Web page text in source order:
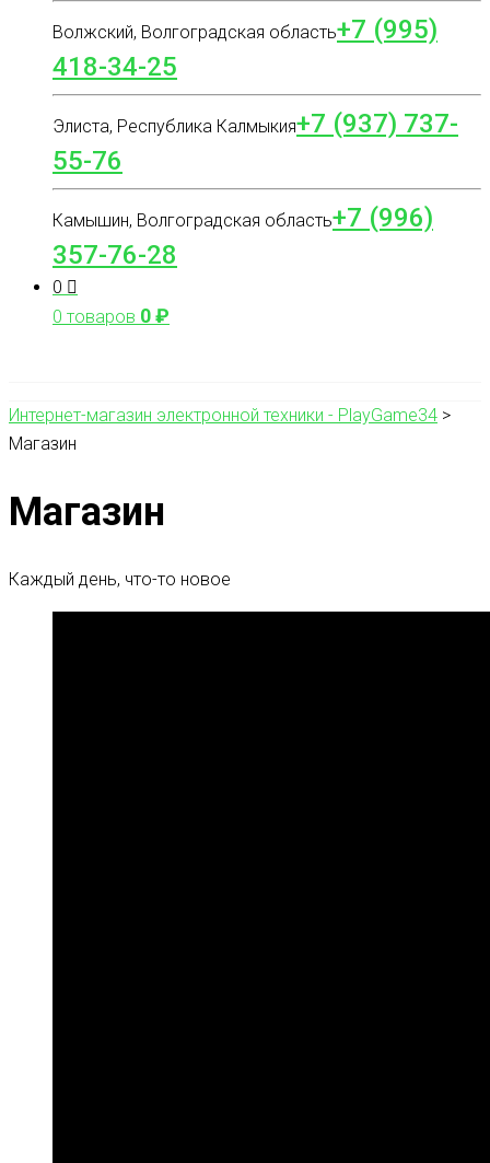
Волжский, Волгоградская область+7 (995)
418-34-25
Элиста, Республика Калмыкия+7 (937) 737-
55-76
Камышин, Волгоградская область+7 (996)
357-76-28
0
0 товаров 0₽
Интернет-магазин электронной техники - PlayGame34 >
Магазин
Магазин
Каждый день, что-то новое